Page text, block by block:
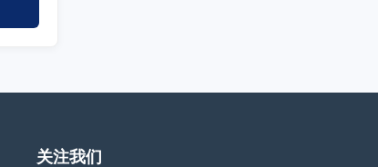
关注我们